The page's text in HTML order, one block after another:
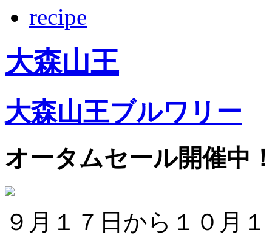
recipe
大森山王
大森山王ブルワリー
オータムセール開催中
９月１７日から１０月